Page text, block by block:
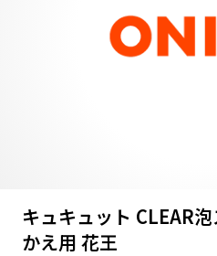
キュキュット CLEAR
かえ用 花王